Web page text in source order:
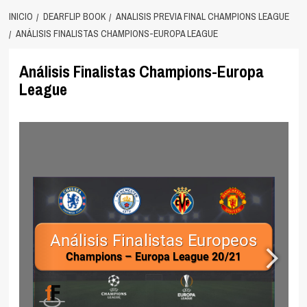
INICIO DEARFLIP BOOK
ANALISIS PREVIA FINAL CHAMPIONS LEAGUE
ANÁLISIS FINALISTAS CHAMPIONS-EUROPA LEAGUE
Análisis Finalistas Champions-Europa
League